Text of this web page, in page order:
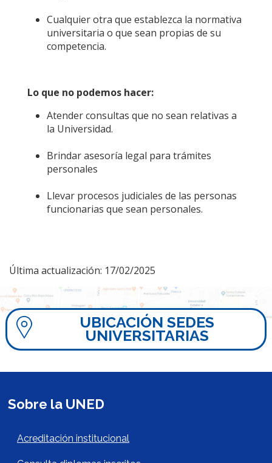
Cualquier otra que establezca la normativa
universitaria o que sean propias de su
competencia.
Lo que no podemos hacer:
Atender consultas que no sean relativas a
la Universidad.
Brindar asesoría legal para trámites
personales
Llevar procesos judiciales de las personas
funcionarias que sean personales.
Última actualización: 17/02/2025
UBICACIÓN SEDES
UNIVERSITARIAS
Sobre la UNED
Acerca de la UNED Footer
Acreditación institucional